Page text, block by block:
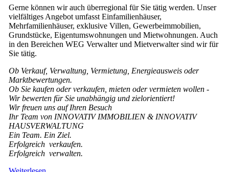
Gerne können wir auch überregional für Sie tätig werden. Unser
vielfältiges Angebot umfasst Einfamilienhäuser,
Mehrfamilienhäuser, exklusive Villen, Gewerbeimmobilien,
Grundstücke, Eigentumswohnungen und Mietwohnungen. Auch
in den Bereichen WEG Verwalter und Mietverwalter sind wir für
Sie tätig.
Ob Verkauf, Verwaltung, Vermietung, Energieausweis oder
Marktbewertungen.
Ob Sie kaufen oder verkaufen, mieten oder vermieten wollen -
Wir bewerten für Sie unabhängig und zielorientiert!
Wir freuen uns auf Ihren Besuch
Ihr Team von INNOVATIV IMMOBILIEN & INNOVATIV
HAUSVERWALTUNG
Ein Team. Ein Ziel.
Erfolgreich verkaufen.
Erfolgreich verwalten.